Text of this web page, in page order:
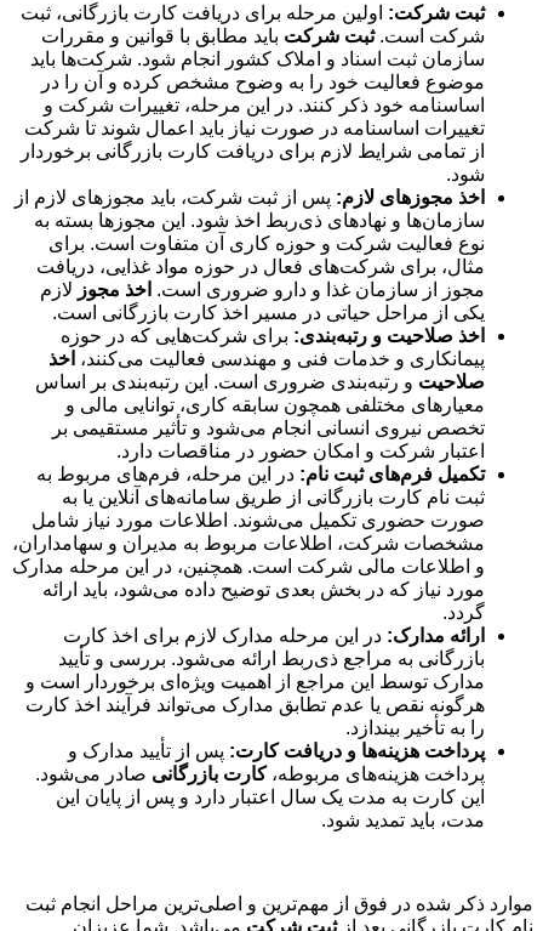
ثبت شرکت: اولین مرحله برای دریافت کارت بازرگانی، ثبت
شرکت است.ثبت شرکت باید مطابق با قوانین و مقررات
سازمان ثبت اسناد و املاک کشور انجام شود. شرکت‌ها باید
موضوع فعالیت خود را به وضوح مشخص کرده و آن را در
اساسنامه خود ذکر کنند. در این مرحله، تغییرات شرکت و
تغییرات اساسنامه در صورت نیاز باید اعمال شوند تا شرکت
از تمامی شرایط لازم برای دریافت کارت بازرگانی برخوردار
شود.
اخذ مجوزهای لازم: پس از ثبت شرکت، باید مجوزهای لازم از
سازمان‌ها و نهادهای ذی‌ربط اخذ شود. این مجوزها بسته به
نوع فعالیت شرکت و حوزه کاری آن متفاوت است. برای
مثال، برای شرکت‌های فعال در حوزه مواد غذایی، دریافت
مجوز از سازمان غذا و دارو ضروری است. اخذ مجوز لازم
یکی از مراحل حیاتی در مسیر اخذ کارت بازرگانی است.
اخذ صلاحیت و رتبه‌بندی: برای شرکت‌هایی که در حوزه
پیمانکاری و خدمات فنی و مهندسی فعالیت می‌کنند، اخذ
صلاحیت و رتبه‌بندی ضروری است. این رتبه‌بندی بر اساس
معیارهای مختلفی همچون سابقه کاری، توانایی مالی و
تخصص نیروی انسانی انجام می‌شود و تأثیر مستقیمی بر
اعتبار شرکت و امکان حضور در مناقصات دارد.
تکمیل فرم‌های ثبت نام: در این مرحله، فرم‌های مربوط به
ثبت نام کارت بازرگانی از طریق سامانه‌های آنلاین یا به
صورت حضوری تکمیل می‌شوند. اطلاعات مورد نیاز شامل
مشخصات شرکت، اطلاعات مربوط به مدیران و سهامداران،
و اطلاعات مالی شرکت است. همچنین، در این مرحله مدارک
مورد نیاز که در بخش بعدی توضیح داده می‌شود، باید ارائه
گردد.
ارائه مدارک: در این مرحله مدارک لازم برای اخذ کارت
بازرگانی به مراجع ذی‌ربط ارائه می‌شود. بررسی و تأیید
مدارک توسط این مراجع از اهمیت ویژه‌ای برخوردار است و
هرگونه نقص یا عدم تطابق مدارک می‌تواند فرآیند اخذ کارت
را به تأخیر بیندازد.
پرداخت هزینه‌ها و دریافت کارت: پس از تأیید مدارک و
پرداخت هزینه‌های مربوطه،کارت بازرگانی صادر می‌شود.
این کارت به مدت یک سال اعتبار دارد و پس از پایان این
مدت، باید تمدید شود.
موارد ذکر شده در فوق از مهم‌ترین و اصلی‌ترین مراحل انجام ثبت
نام کارت بازرگانی بعد ازثبت شرکت می‌باشد. شما عزیزان